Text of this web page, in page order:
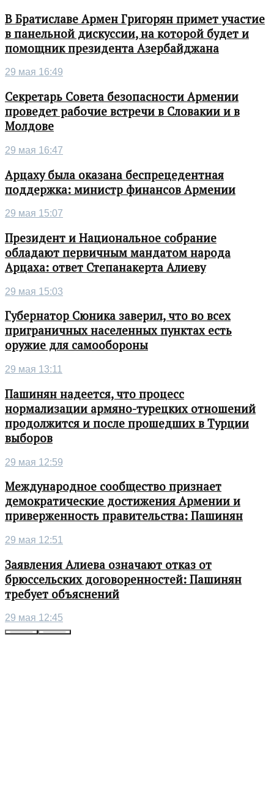
В Братиславе Армен Григорян примет участие
в панельной дискуссии, на которой будет и
помощник президента Азербайджана
29 мая 16:49
Секретарь Совета безопасности Армении
проведет рабочие встречи в Словакии и в
Молдове
29 мая 16:47
Арцаху была оказана беспрецедентная
поддержка: министр финансов Армении
29 мая 15:07
Президент и Национальное собрание
обладают первичным мандатом народа
Арцаха: ответ Степанакерта Алиеву
29 мая 15:03
Губернатор Сюника заверил, что во всех
приграничных населенных пунктах есть
оружие для самообороны
29 мая 13:11
Пашинян надеется, что процесс
нормализации армяно-турецких отношений
продолжится и после прошедших в Турции
выборов
29 мая 12:59
Международное сообщество признает
демократические достижения Армении и
приверженность правительства: Пашинян
29 мая 12:51
Заявления Алиева означают отказ от
брюссельских договоренностей: Пашинян
требует объяснений
29 мая 12:45